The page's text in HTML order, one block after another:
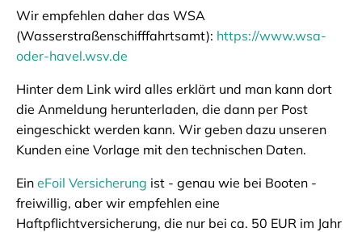
Wir empfehlen daher das WSA
(Wasserstraßenschifffahrtsamt): https://www.wsa-
oder-havel.wsv.de
Hinter dem Link wird alles erklärt und man kann dort
die Anmeldung herunterladen, die dann per Post
eingeschickt werden kann. Wir geben dazu unseren
Kunden eine Vorlage mit den technischen Daten.
Ein eFoil Versicherung ist - genau wie bei Booten -
freiwillig, aber wir empfehlen eine
Haftpflichtversicherung, die nur bei ca. 50 EUR im Jahr